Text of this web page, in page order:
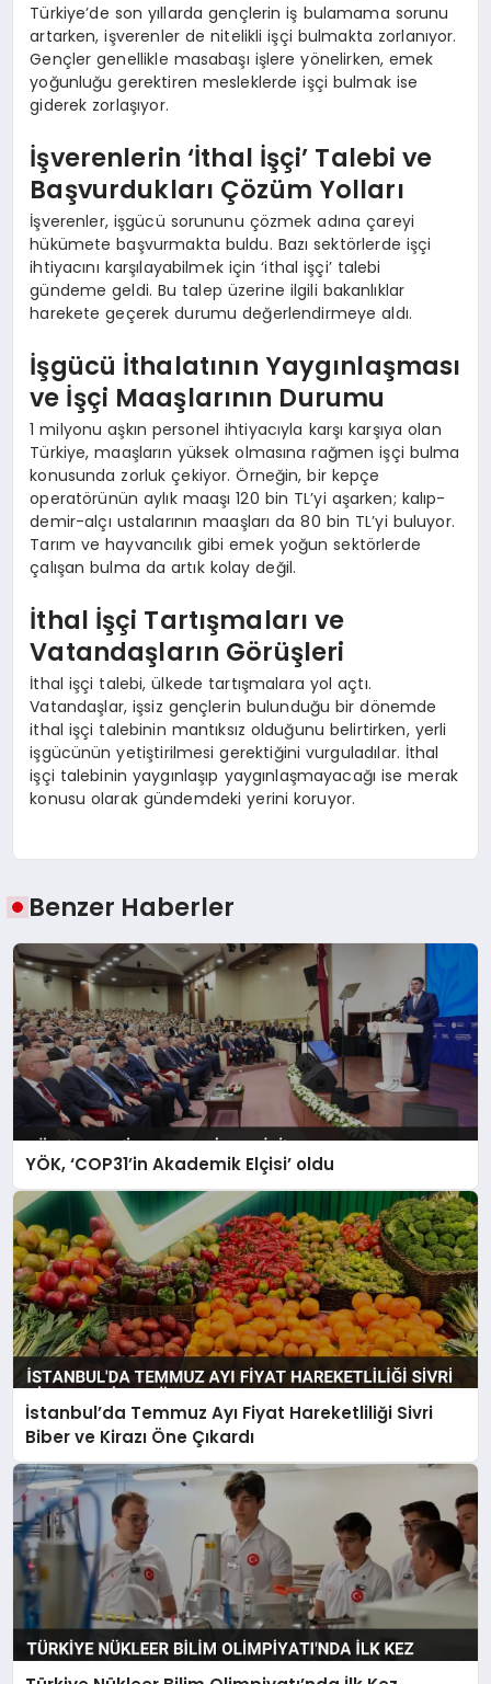
Türkiye’de son yıllarda gençlerin iş bulamama sorunu
artarken, işverenler de nitelikli işçi bulmakta zorlanıyor.
Gençler genellikle masabaşı işlere yönelirken, emek
yoğunluğu gerektiren mesleklerde işçi bulmak ise
giderek zorlaşıyor.
İşverenlerin ‘İthal İşçi’ Talebi ve
Başvurdukları Çözüm Yolları
İşverenler, işgücü sorununu çözmek adına çareyi
hükümete başvurmakta buldu. Bazı sektörlerde işçi
ihtiyacını karşılayabilmek için ‘ithal işçi’ talebi
gündeme geldi. Bu talep üzerine ilgili bakanlıklar
harekete geçerek durumu değerlendirmeye aldı.
İşgücü İthalatının Yaygınlaşması
ve İşçi Maaşlarının Durumu
1 milyonu aşkın personel ihtiyacıyla karşı karşıya olan
Türkiye, maaşların yüksek olmasına rağmen işçi bulma
konusunda zorluk çekiyor. Örneğin, bir kepçe
operatörünün aylık maaşı 120 bin TL’yi aşarken; kalıp-
demir-alçı ustalarının maaşları da 80 bin TL’yi buluyor.
Tarım ve hayvancılık gibi emek yoğun sektörlerde
çalışan bulma da artık kolay değil.
İthal İşçi Tartışmaları ve
Vatandaşların Görüşleri
İthal işçi talebi, ülkede tartışmalara yol açtı.
Vatandaşlar, işsiz gençlerin bulunduğu bir dönemde
ithal işçi talebinin mantıksız olduğunu belirtirken, yerli
işgücünün yetiştirilmesi gerektiğini vurguladılar. İthal
işçi talebinin yaygınlaşıp yaygınlaşmayacağı ise merak
konusu olarak gündemdeki yerini koruyor.
Benzer Haberler
YÖK, ‘COP31’in Akademik Elçisi’ oldu
İstanbul’da Temmuz Ayı Fiyat Hareketliliği Sivri
Biber ve Kirazı Öne Çıkardı